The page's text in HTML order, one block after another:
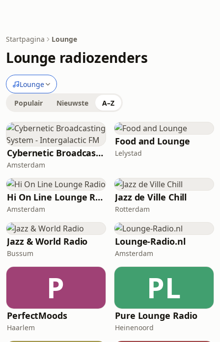
Startpagina Lounge
Lounge radiozenders
Lounge
Populair Nieuwste A–Z
Cybernetic Broadcasting System - Intergalactic FM
Amsterdam
Food and Lounge
Lelystad
Hi On Line Lounge Radio
Amsterdam
Jazz de Ville Chill
Rotterdam
Jazz & World Radio
Bussum
Lounge-Radio.nl
Amsterdam
P
PerfectMoods
Haarlem
PL
Pure Lounge Radio
Heinenoord